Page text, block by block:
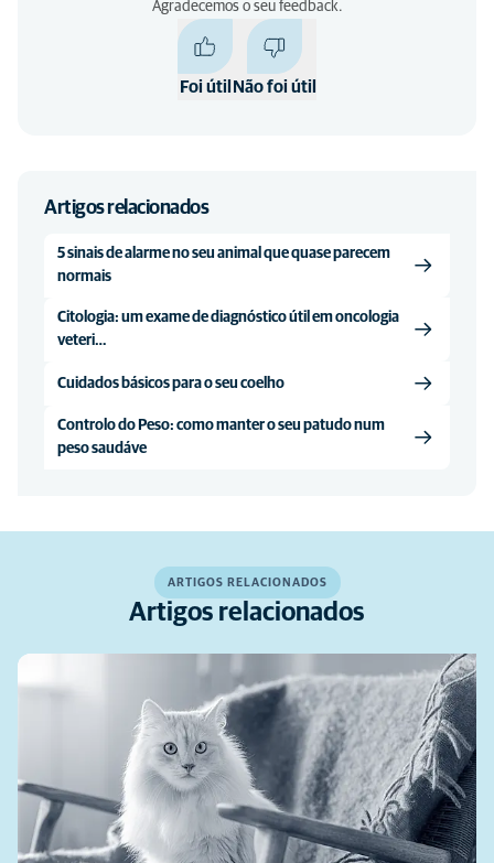
Agradecemos o seu feedback.
Foi útil Não foi útil
Artigos relacionados
5 sinais de alarme no seu animal que quase parecem
normais
Citologia: um exame de diagnóstico útil em oncologia
veteri…
Cuidados básicos para o seu coelho
Controlo do Peso: como manter o seu patudo num
peso saudáve
ARTIGOS RELACIONADOS
Artigos relacionados